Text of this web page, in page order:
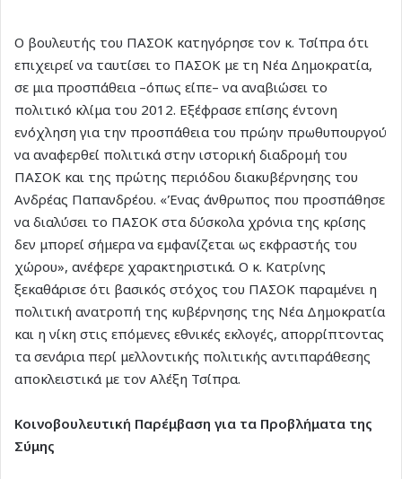
Ο βουλευτής του ΠΑΣΟΚ κατηγόρησε τον κ. Τσίπρα ότι
επιχειρεί να ταυτίσει το ΠΑΣΟΚ με τη Νέα Δημοκρατία,
σε μια προσπάθεια –όπως είπε– να αναβιώσει το
πολιτικό κλίμα του 2012. Εξέφρασε επίσης έντονη
ενόχληση για την προσπάθεια του πρώην πρωθυπουργού
να αναφερθεί πολιτικά στην ιστορική διαδρομή του
ΠΑΣΟΚ και της πρώτης περιόδου διακυβέρνησης του
Ανδρέας Παπανδρέου. «Ένας άνθρωπος που προσπάθησε
να διαλύσει το ΠΑΣΟΚ στα δύσκολα χρόνια της κρίσης
δεν μπορεί σήμερα να εμφανίζεται ως εκφραστής του
χώρου», ανέφερε χαρακτηριστικά. Ο κ. Κατρίνης
ξεκαθάρισε ότι βασικός στόχος του ΠΑΣΟΚ παραμένει η
πολιτική ανατροπή της κυβέρνησης της Νέα Δημοκρατία
και η νίκη στις επόμενες εθνικές εκλογές, απορρίπτοντας
τα σενάρια περί μελλοντικής πολιτικής αντιπαράθεσης
αποκλειστικά με τον Αλέξη Τσίπρα.
Κοινοβουλευτική Παρέμβαση για τα Προβλήματα της
Σύμης